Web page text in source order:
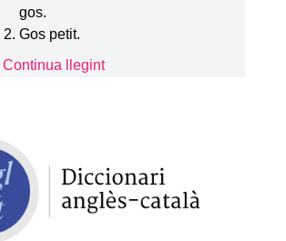
gos.
Gos petit.
Continua llegint